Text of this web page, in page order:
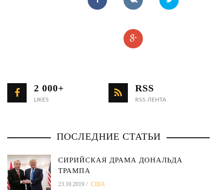
2 000+
LIKES
RSS
RSS ЛЕНТА
ПОСЛЕДНИЕ СТАТЬИ
СИРИЙСКАЯ ДРАМА ДОНАЛЬДА
ТРАМПА
23.10.2019 США